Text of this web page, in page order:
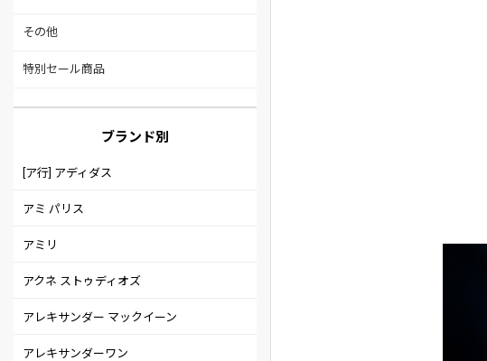
その他
特別セール商品
ブランド別
[ア行] アディダス
アミ パリス
アミリ
アクネ ストゥディオズ
アレキサンダー マックイーン
アレキサンダーワン